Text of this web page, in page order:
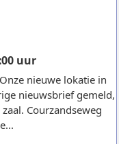
uur
Onze nieuwe lokatie in
nieuwsbrief gemeld,
Courzandseweg